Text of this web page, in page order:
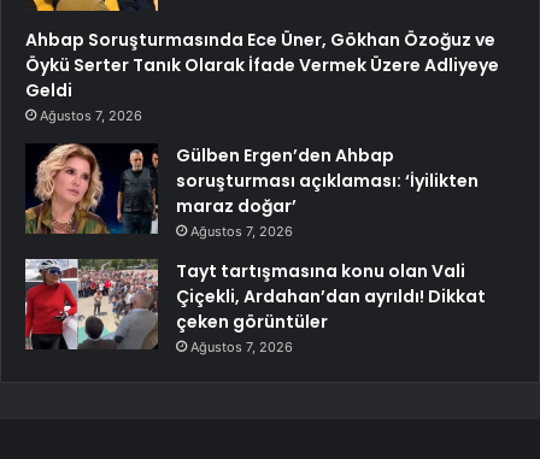
Ahbap Soruşturmasında Ece Üner, Gökhan Özoğuz ve
Öykü Serter Tanık Olarak İfade Vermek Üzere Adliyeye
Geldi
Ağustos 7, 2026
Gülben Ergen’den Ahbap
soruşturması açıklaması: ‘İyilikten
maraz doğar’
Ağustos 7, 2026
Tayt tartışmasına konu olan Vali
Çiçekli, Ardahan’dan ayrıldı! Dikkat
çeken görüntüler
Ağustos 7, 2026